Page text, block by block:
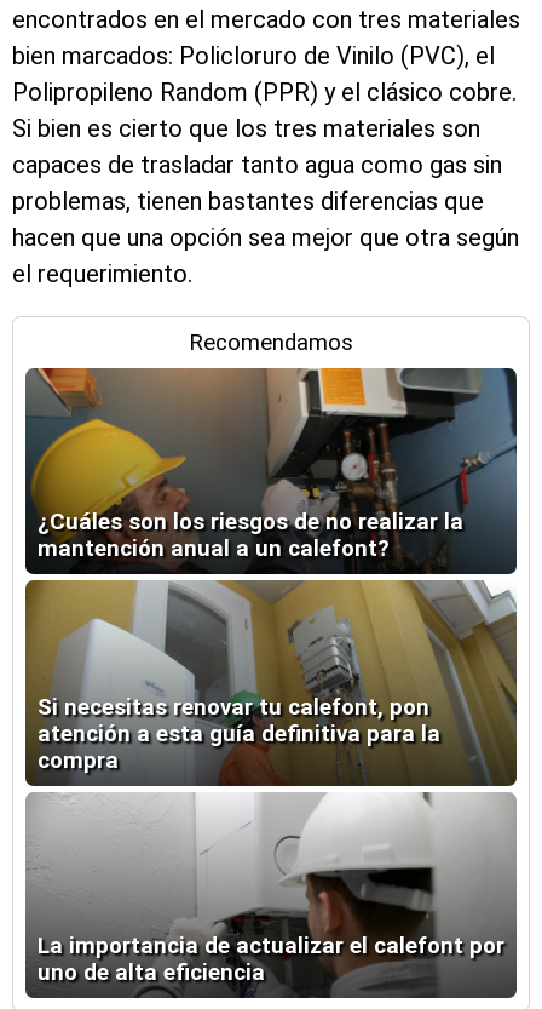
encontrados en el mercado con tres materiales
bien marcados: Policloruro de Vinilo (PVC), el
Polipropileno Random (PPR) y el clásico cobre.
Si bien es cierto que los tres materiales son
capaces de trasladar tanto agua como gas sin
problemas, tienen bastantes diferencias que
hacen que una opción sea mejor que otra según
el requerimiento.
Recomendamos
¿Cuáles son los riesgos de no realizar la
mantención anual a un calefont?
Si necesitas renovar tu calefont, pon
atención a esta guía definitiva para la
compra
La importancia de actualizar el calefont por
uno de alta eficiencia